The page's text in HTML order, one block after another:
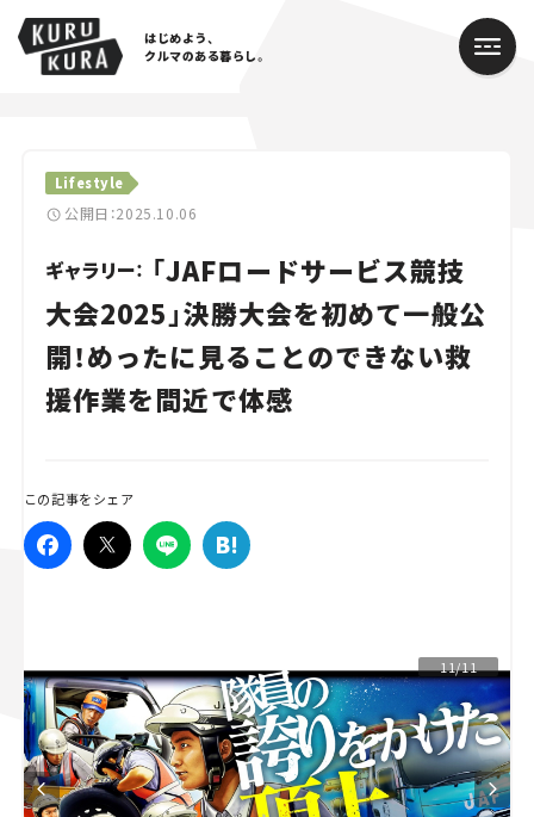
はじめよう、
クルマのある暮らし。
Lifestyle
公開日：2025.10.06
ギャラリー： 「JAFロードサービス競技
大会2025」決勝大会を初めて一般公
開！めったに見ることのできない救
援作業を間近で体感
この記事をシェア
11/11
Cars
Lifestyle
Traffic
Special
Campaign
人気のハッシュタグ
スズキ ジムニー｜Suzuki Jimny